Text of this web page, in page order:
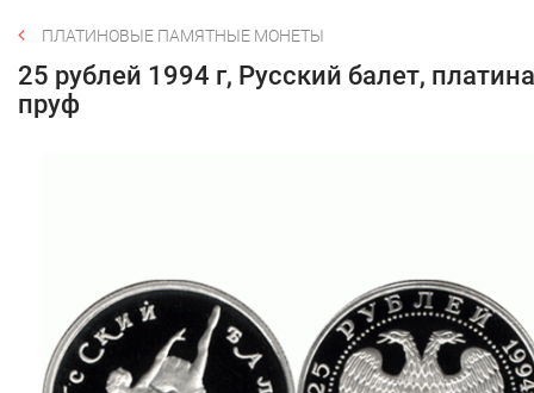
ПЛАТИНОВЫЕ ПАМЯТНЫЕ МОНЕТЫ
25 рублей 1994 г, Русский балет,
пруф